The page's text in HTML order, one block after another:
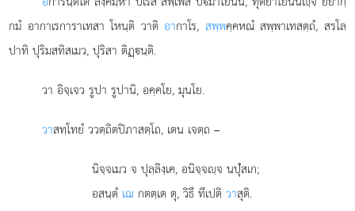
กมํ อากาเรการาเทสา โหนฺติ วาติอากาโร, สพฺพคฺคหณํ สพฺพาเทสตฺถํ, สรโล
ปาทิ ปุริมสทิสเมว, ปุริสา ติฏฺนฺติ.
วา อิจฺเจว รูปา รูปานิ, อคฺคโย, มุนโย.
วาสทฺโทยํ ววตฺถิตปิภาสตฺโถ, เตน เจตฺถ –
นิจฺจเมว จ ปุลฺลิงฺเค, อนิจฺจฺจ นปุํสเก;
อสนฺตํ เฌ กตตฺเต ตุ, วิธึ ทีเปติ วาสุติ.